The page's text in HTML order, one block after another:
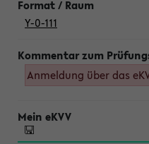
Y-0-111
Anmeldung über das